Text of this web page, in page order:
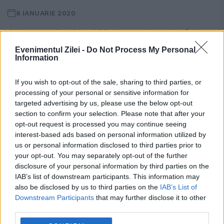
Evenimentul Zilei - Do Not Process My Personal
Information
If you wish to opt-out of the sale, sharing to third parties, or
processing of your personal or sensitive information for
targeted advertising by us, please use the below opt-out
section to confirm your selection. Please note that after your
opt-out request is processed you may continue seeing
interest-based ads based on personal information utilized by
us or personal information disclosed to third parties prior to
your opt-out. You may separately opt-out of the further
disclosure of your personal information by third parties on the
IAB’s list of downstream participants. This information may
also be disclosed by us to third parties on the IAB’s List of
Downstream Participants that may further disclose it to other
8 IANUARIE 2020
Antrenorul echipei Malaga este prins într-
un scandal uriaș, cu tentă sexuală și a fost
ani), antrenorul echipei Malaga (liga a 2-a),
a fost...
O româncă, prinsă la furat în Spania. Ce
au descoperit autorităţile depăşeşte